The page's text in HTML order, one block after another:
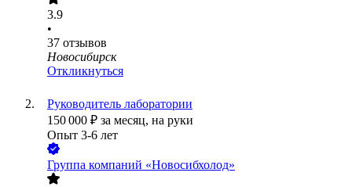
3.9
•
37 отзывов
Новосибирск
Откликнуться
Руководитель лаборатории
150 000 ₽ за месяц, на руки
Опыт 3-6 лет
Группа компаний «Новосибхолод»